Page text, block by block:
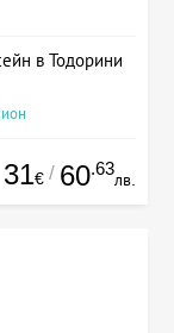
в Тодорини
31€ / 60.63
лв.